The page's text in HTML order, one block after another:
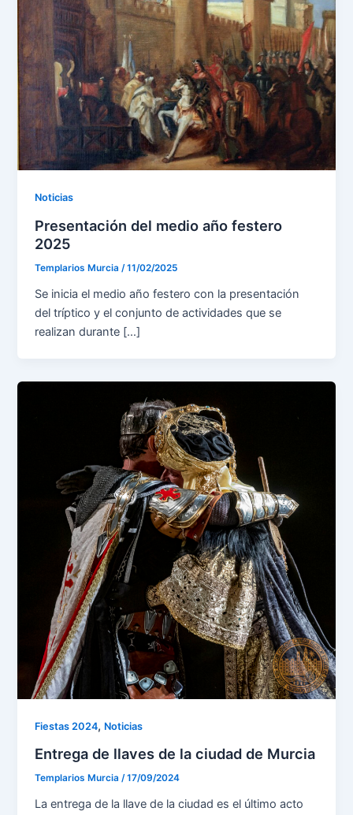
Noticias
Presentación del medio año festero
2025
Templarios Murcia/11/02/2025
Se inicia el medio año festero con la presentación
del tríptico y el conjunto de actividades que se
realizan durante […]
Fiestas 2024, Noticias
Entrega de llaves de la ciudad de Murcia
Templarios Murcia/17/09/2024
La entrega de la llave de la ciudad es el último acto